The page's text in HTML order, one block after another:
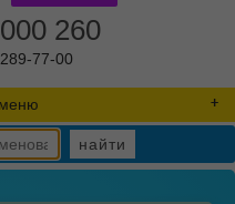
260
77-00
найти